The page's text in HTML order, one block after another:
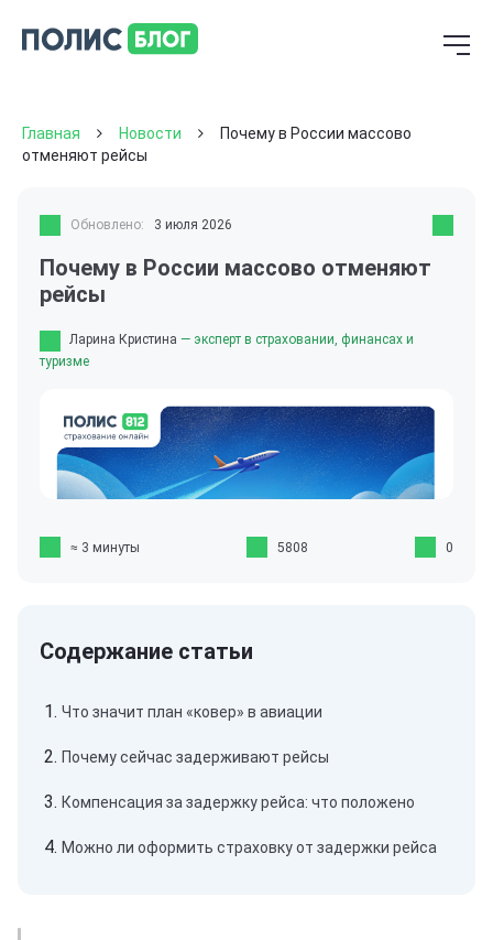
Главная Новости
Почему в России массово
отменяют рейсы
Обновлено: 3 июля 2026
Почему в России массово отменяют
рейсы
Ларина Кристина — эксперт в страховании, финансах и
туризме
≈ 3 минуты 5808 0
Что значит план «ковер» в авиации
Почему сейчас задерживают рейсы
Компенсация за задержку рейса: что положено
Можно ли оформить страховку от задержки рейса